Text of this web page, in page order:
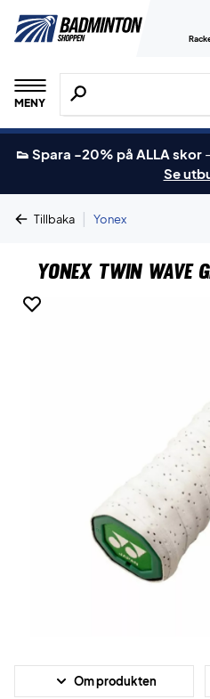
MENY
Sök efter produkter,
👟 Spara -20% på ALLA skor -
Se
Tillbaka | Yonex
Yonex Twin Wave
Om produkten